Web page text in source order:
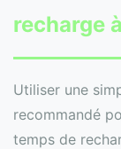
recharge
Utiliser une
recommandé
temps de